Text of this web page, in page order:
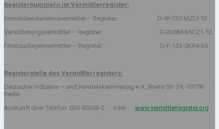
Registernummern im Vermittlerregister:
Immobiliendarlehnsvermittler – Register: D-W-133-MZLI-10
Versicherungsvermittler – Register: D-0O8M-B6CZ1-52
Finanzanlagenvermittler – Register: D-F-133-5KR4-64
Registerstelle des Vermittlerregisters:
Deutscher Industrie – und Handelskammertag e.V., Breite Str. 29, 10178
Berlin
Auskunft über Telefon: 030-30308-0 oder www.vermittlerregister.org